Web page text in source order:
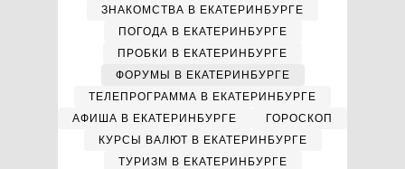
ЗНАКОМСТВА В ЕКАТЕРИНБУРГЕ
ПОГОДА В ЕКАТЕРИНБУРГЕ
ПРОБКИ В ЕКАТЕРИНБУРГЕ
ФОРУМЫ В ЕКАТЕРИНБУРГЕ
ТЕЛЕПРОГРАММА В ЕКАТЕРИНБУРГЕ
АФИША В ЕКАТЕРИНБУРГЕ
ГОРОСКОП
КУРСЫ ВАЛЮТ В ЕКАТЕРИНБУРГЕ
ТУРИЗМ В ЕКАТЕРИНБУРГЕ